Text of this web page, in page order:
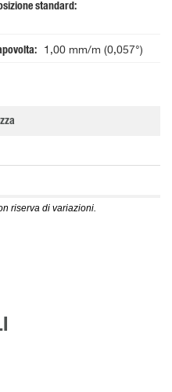
standard
1,00 mm/m (0,057°)
riserva di variazioni.